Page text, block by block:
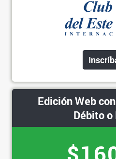
Edición Web
Débito o